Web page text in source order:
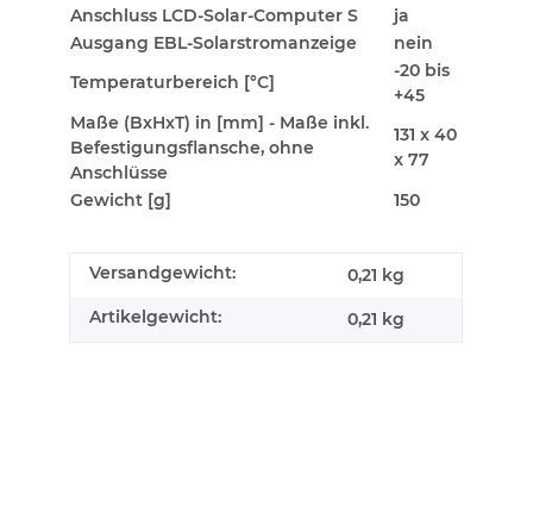
Anschluss LCD-Solar-Computer S
ja
Ausgang EBL-Solarstromanzeige
nein
Temperaturbereich [°C]
-20 bis
+45
Maße (BxHxT) in [mm] - Maße inkl.
Befestigungsflansche, ohne
Anschlüsse
131 x 40
x 77
Gewicht [g]
150
Versandgewicht:
0,21 kg
Artikelgewicht:
0,21 kg